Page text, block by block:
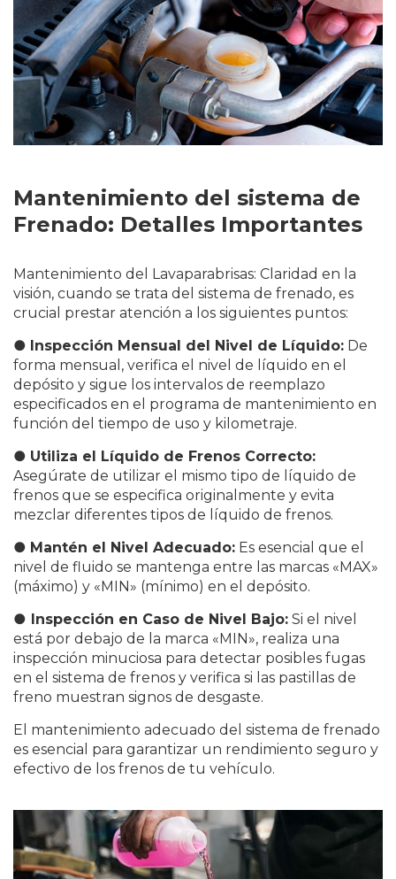
Mantenimiento del sistema de
Frenado: Detalles Importantes
Mantenimiento del Lavaparabrisas: Claridad en la
visión, cuando se trata del sistema de frenado, es
crucial prestar atención a los siguientes puntos:
● Inspección Mensual del Nivel de Líquido: De
forma mensual, verifica el nivel de líquido en el
depósito y sigue los intervalos de reemplazo
especificados en el programa de mantenimiento en
función del tiempo de uso y kilometraje.
● Utiliza el Líquido de Frenos Correcto:
Asegúrate de utilizar el mismo tipo de líquido de
frenos que se especifica originalmente y evita
mezclar diferentes tipos de líquido de frenos.
● Mantén el Nivel Adecuado: Es esencial que el
nivel de fluido se mantenga entre las marcas «MAX»
(máximo) y «MIN» (mínimo) en el depósito.
● Inspección en Caso de Nivel Bajo: Si el nivel
está por debajo de la marca «MIN», realiza una
inspección minuciosa para detectar posibles fugas
en el sistema de frenos y verifica si las pastillas de
freno muestran signos de desgaste.
El mantenimiento adecuado del sistema de frenado
es esencial para garantizar un rendimiento seguro y
efectivo de los frenos de tu vehículo.